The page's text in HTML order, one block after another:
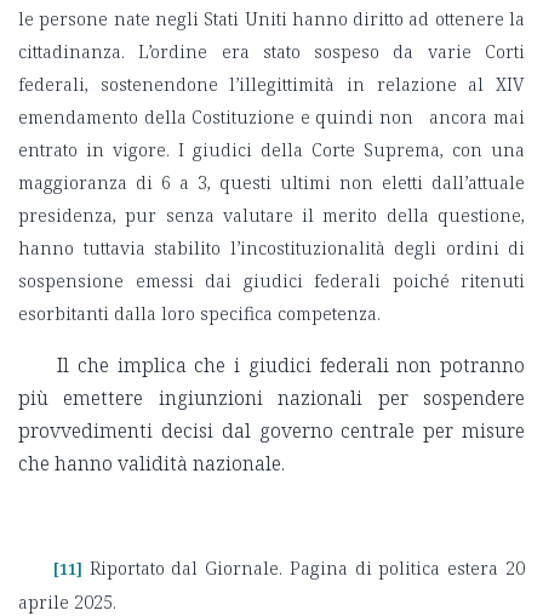
le persone nate negli Stati Uniti hanno diritto ad ottenere la
cittadinanza. L’ordine era stato sospeso da varie Corti
federali, sostenendone l’illegittimità in relazione al XIV
emendamento della Costituzione e quindi non ancora mai
entrato in vigore. I giudici della Corte Suprema, con una
maggioranza di 6 a 3, questi ultimi non eletti dall’attuale
presidenza, pur senza valutare il merito della questione,
hanno tuttavia stabilito l’incostituzionalità degli ordini di
sospensione emessi dai giudici federali poiché ritenuti
esorbitanti dalla loro specifica competenza.
Il che implica che i giudici federali non potranno
più emettere ingiunzioni nazionali per sospendere
provvedimenti decisi dal governo centrale per misure
che hanno validità nazionale.
[11] Riportato dal Giornale. Pagina di politica estera 20
aprile 2025.